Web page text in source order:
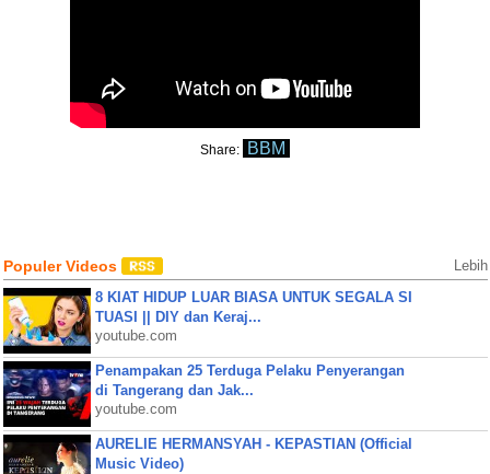
Share: BBM
Populer Videos Lebih
8 KIAT HIDUP LUAR BIASA UNTUK SEGALA SI
TUASI || DIY dan Keraj...
youtube.com
Penampakan 25 Terduga Pelaku Penyerangan
di Tangerang dan Jak...
youtube.com
AURELIE HERMANSYAH - KEPASTIAN (Official
Music Video)